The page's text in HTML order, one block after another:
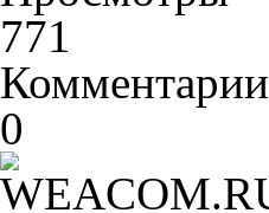
771
Комментарии
0